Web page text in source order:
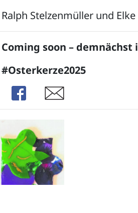
Ralph Stelzenmüller und
Coming soon –
#Osterkerze2025
Share
Share